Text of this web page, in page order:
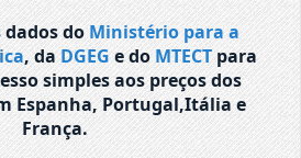
dados do Ministério para a
, da DGEG e do MTECTpara
simples aos preços dos
Espanha, Portugal,Itália e
França.